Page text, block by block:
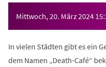
Mittwoch, 20. März 2024
In vielen Städten gibt es ein
dem Namen „Death-Café“